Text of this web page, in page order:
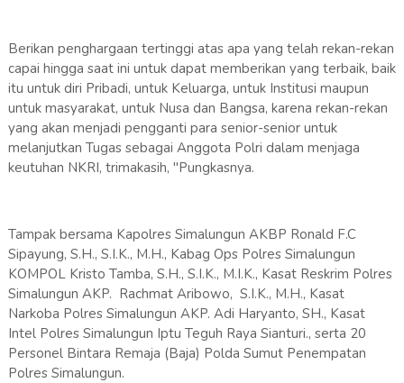
Berikan penghargaan tertinggi atas apa yang telah rekan-rekan
capai hingga saat ini untuk dapat memberikan yang terbaik, baik
itu untuk diri Pribadi, untuk Keluarga, untuk Institusi maupun
untuk masyarakat, untuk Nusa dan Bangsa, karena rekan-rekan
yang akan menjadi pengganti para senior-senior untuk
melanjutkan Tugas sebagai Anggota Polri dalam menjaga
keutuhan NKRI, trimakasih, "Pungkasnya.
Tampak bersama Kapolres Simalungun AKBP Ronald F.C
Sipayung, S.H., S.I.K., M.H., Kabag Ops Polres Simalungun
KOMPOL Kristo Tamba, S.H., S.I.K., M.I.K., Kasat Reskrim Polres
Simalungun AKP. Rachmat Aribowo, S.I.K., M.H., Kasat
Narkoba Polres Simalungun AKP. Adi Haryanto, SH., Kasat
Intel Polres Simalungun Iptu Teguh Raya Sianturi., serta 20
Personel Bintara Remaja (Baja) Polda Sumut Penempatan
Polres Simalungun.